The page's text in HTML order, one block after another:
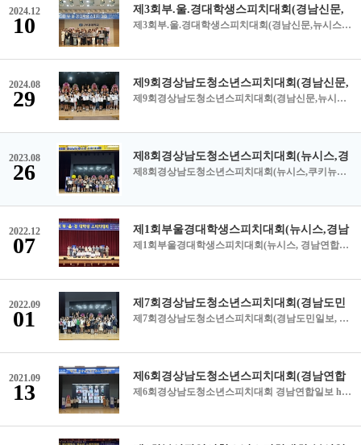
2024.12
10 제3회부.울.경대학생스피치대회(경남신문,뉴시스,쿠키뉴스) https://www.kukinews.com/article/view/kuk202411170034(쿠키뉴스) https://www.newsis.com/view/NISX20241118_0002963204(뉴시스) https://m.knnews.co.kr/mView.php?idxno=1447095&amp;gubun=(경남신문)
2024.08
29 제9회경상남도청소년스피치대회(경남신문,뉴시스,경남연합일보,경남도민일보,쿠키뉴스,최신뉴스) * 블로그에서 링크로 바로 확인 가능 https://blog.naver.com/miraeedu2241 https://www.knnews.co.kr/news/articleView.php?idxno=1440783(경남신문) https://mobile.newsis.com/view/NISX20240826_0002862476(뉴시스) https://www.gnynews.co.kr/news/articleView.html?idxno=427988(경남연합뉴스) https://www.idomin.com/news/articleView.html?idxno=919180(경남도민일보) https://www.kukinews.com/article/view/kuk202408270224(쿠키뉴스) https://www.newfilenews.com/news/articleView.html?idxno=1705&amp;page=2&amp;total=1255(최신뉴스) &lt;&lt;경남신문 &lt;&lt; 뉴시스___________________ &lt;&lt; 경남연합일보__________ &lt;&lt; 경남도민일보_________ &lt;&lt;쿠키뉴스________________ &lt;&lt; 최신뉴스_____________
2023.08
26 제8회경상남도청소년스피치대회(뉴시스,쿠키뉴스,경남신문) &lt;&lt;뉴시스&gt;&gt; &lt;&lt;쿠키뉴스&gt;&gt; &lt;&lt;경남신문&gt;&gt;
2022.12
07 제1회부울경대학생스피치대회(뉴시스, 경남연합일보, 경남도민일보,국제신문) 뉴시스 https://mobile.newsis.com/view.html?ar_id=NISX20221120_0002093083#_DYAD 경남연합일보 http://m.gnynews.co.kr/news/articleView.html?idxno=384811 경남도민일보 https://www.idomin.com/news/articleView.html?idxno=810594 국제신문 https://v.daum.net/v/20221122030321633
2022.09
01 제7회경상남도청소년스피치대회(경남도민일보, 쿠키뉴스, 경남연합일보, 뉴시스) 경남도민일보 http://www.idomin.com/news/articleView.html?idxno=803362 쿠키뉴스 https://www.kukinews.com/newsView/kuk202208280053#_DYAD 경남연합일보 http://m.gnynews.co.kr/news/articleView.html?idxno=379310 뉴시스 https://mobile.newsis.com/view.html?ar_id=NISX20220828_0001993287 &lt;&lt;보도자료 정정&gt;&gt; 한국폴리텍7대학장상은 수정초등학교 박현민 학생이 수상하였습니다!! &lt;&lt;보도자료 정정&gt;&gt; 한국폴리텍7대학장상은 수정초등학교 박현민 학생이 수상하였습니다!! &lt;&lt;보도자료 정정&gt;&gt; 한국폴리텍7대학장상은 수정초등학교 박현민 학생이 수상하였습니다!! &lt;&lt;보도자료 정정&gt;&gt; 한국폴리텍7대학장상은 수정초등학교 박현민 학생이 수상하였습니다!!
2021.09
13 제6회경상남도청소년스피치대회 경남연합일보 http://m.gnynews.co.kr/news/articleView.html?idxno=356324 도민일보 http://www.idomin.com/news/articleView.html?idxno=771742